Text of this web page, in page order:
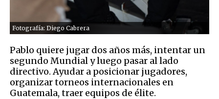
Fotografía: Diego Cabrera
Pablo quiere jugar dos años más, intentar un
segundo Mundial y luego pasar al lado
directivo. Ayudar a posicionar jugadores,
organizar torneos internacionales en
Guatemala, traer equipos de élite.